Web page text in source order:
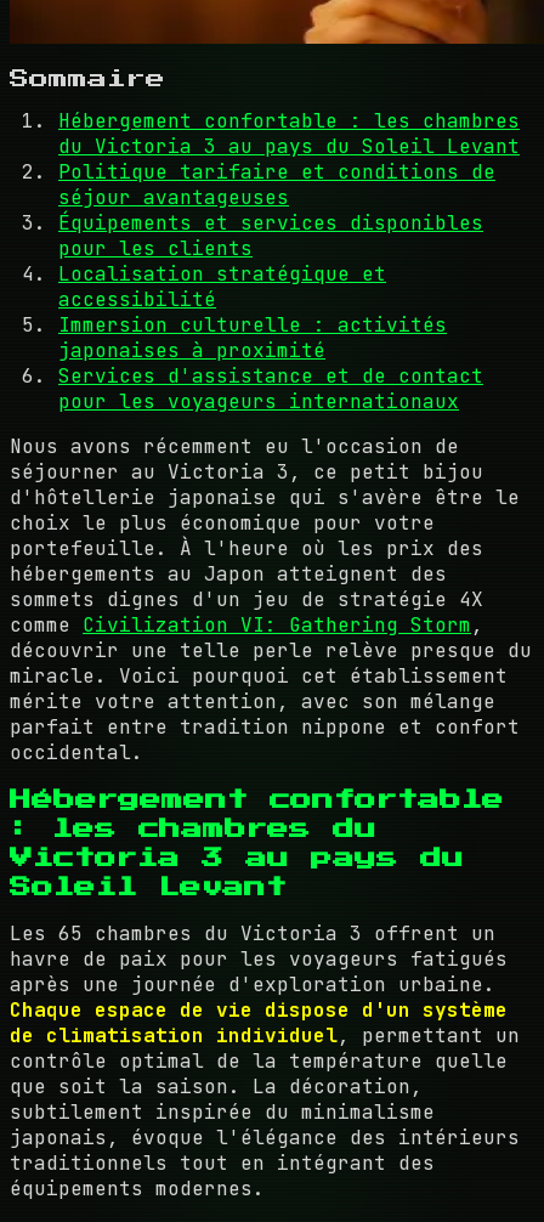
Sommaire
Hébergement confortable : les chambres
du Victoria 3 au pays du Soleil Levant
Politique tarifaire et conditions de
séjour avantageuses
Équipements et services disponibles
pour les clients
Localisation stratégique et
accessibilité
Immersion culturelle : activités
japonaises à proximité
Services d'assistance et de contact
pour les voyageurs internationaux
Nous avons récemment eu l'occasion de
séjourner au Victoria 3, ce petit bijou
d'hôtellerie japonaise qui s'avère être le
choix le plus économique pour votre
portefeuille. À l'heure où les prix des
hébergements au Japon atteignent des
sommets dignes d'un jeu de stratégie 4X
comme Civilization VI: Gathering Storm,
découvrir une telle perle relève presque du
miracle. Voici pourquoi cet établissement
mérite votre attention, avec son mélange
parfait entre tradition nippone et confort
occidental.
Hébergement confortable
: les chambres du
Victoria 3 au pays du
Soleil Levant
Les 65 chambres du Victoria 3 offrent un
havre de paix pour les voyageurs fatigués
après une journée d'exploration urbaine.
Chaque espace de vie dispose d'un système
de climatisation individuel, permettant un
contrôle optimal de la température quelle
que soit la saison. La décoration,
subtilement inspirée du minimalisme
japonais, évoque l'élégance des intérieurs
traditionnels tout en intégrant des
équipements modernes.